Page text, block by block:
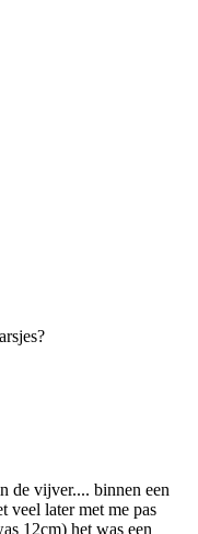
de vijver.... binnen een
veel later met me pas
12cm) het was een